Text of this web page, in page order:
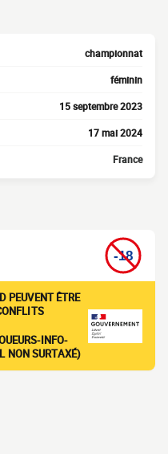
championnat
féminin
15 septembre 2023
17 mai 2024
France
PEUVENT ÊTRE
INFO-
NON SURTAXÉ)